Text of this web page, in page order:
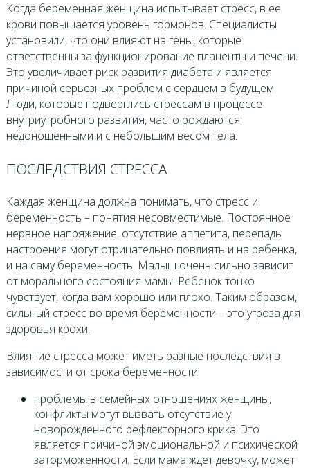
Когда беременная женщина испытывает стресс, в ее
крови повышается уровень гормонов. Специалисты
установили, что они влияют на гены, которые
ответственны за функционирование плаценты и печени.
Это увеличивает риск развития диабета и является
причиной серьезных проблем с сердцем в будущем.
Люди, которые подверглись стрессам в процессе
внутриутробного развития, часто рождаются
недоношенными и с небольшим весом тела.
ПОСЛЕДСТВИЯ СТРЕССА
Каждая женщина должна понимать, что стресс и
беременность – понятия несовместимые. Постоянное
нервное напряжение, отсутствие аппетита, перепады
настроения могут отрицательно повлиять и на ребенка,
и на саму беременность. Малыш очень сильно зависит
от морального состояния мамы. Ребенок тонко
чувствует, когда вам хорошо или плохо. Таким образом,
сильный стресс во время беременности – это угроза для
здоровья крохи.
Влияние стресса может иметь разные последствия в
зависимости от срока беременности:
проблемы в семейных отношениях женщины,
конфликты могут вызвать отсутствие у
новорожденного рефлекторного крика. Это
является причиной эмоциональной и психической
заторможенности. Если мама ждет девочку, может